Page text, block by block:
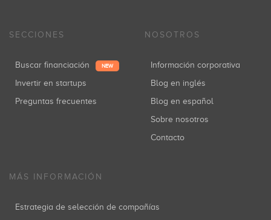
SECCIONES
Buscar financiación NEW
Invertir en startups
Preguntas frecuentes
NOSOTROS
Información corporativa
Blog en inglés
Blog en español
Sobre nosotros
Contacto
MÁS INFORMACIÓN
Estrategia de selección de compañías